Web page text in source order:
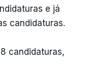
e já
candidaturas.
candidaturas,